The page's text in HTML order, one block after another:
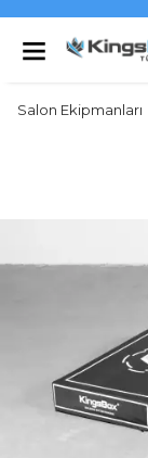
Salon Ekipmanları